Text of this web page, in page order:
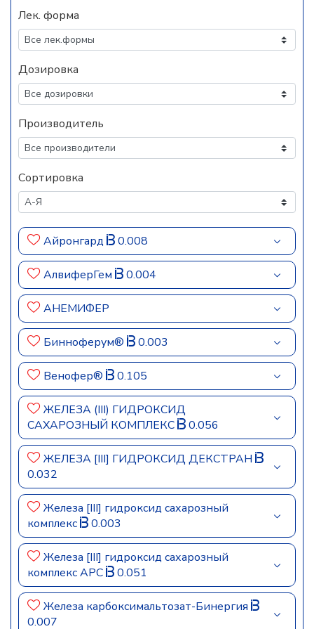
Лек. форма
Дозировка
Производитель
Сортировка
Айронгард 0.008
АлвиферГем 0.004
АНЕМИФЕР
Бинноферум® 0.003
Венофер® 0.105
ЖЕЛЕЗА (III) ГИДРОКСИД
САХАРОЗНЫЙ КОМПЛЕКС
0.056
ЖЕЛЕЗА [III] ГИДРОКСИД ДЕКСТРАН
0.032
Железа [III] гидроксид сахарозный
комплекс
0.003
Железа [III] гидроксид сахарозный
комплекс АРС
0.051
Железа карбоксимальтозат-Бинергия
0.007